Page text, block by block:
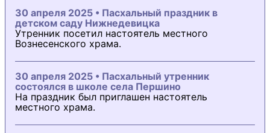
30 апреля 2025 • Пасхальный праздник в
детском саду Нижнедевицка
Утренник посетил настоятель местного
Вознесенского храма.
30 апреля 2025 • Пасхальный утренник
состоялся в школе села Першино
На праздник был приглашен настоятель
местного храма.